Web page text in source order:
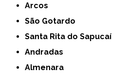
Arcos
São Gotardo
Santa Rita do Sapucaí
Andradas
Almenara